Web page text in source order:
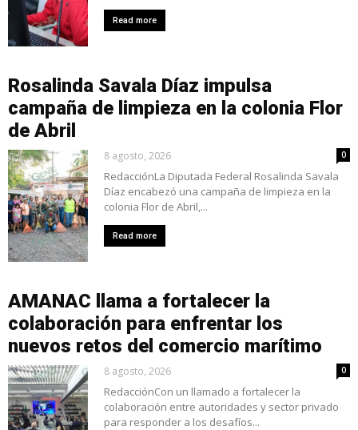
Read more
Rosalinda Savala Díaz impulsa
campaña de limpieza en la colonia Flor
de Abril
8 agosto, 2026 0
RedacciónLa Diputada Federal Rosalinda Savala
Díaz encabezó una campaña de limpieza en la
colonia Flor de Abril,...
Read more
AMANAC llama a fortalecer la
colaboración para enfrentar los
nuevos retos del comercio marítimo
8 agosto, 2026 0
RedacciónCon un llamado a fortalecer la
colaboración entre autoridades y sector privado
para responder a los desafíos...